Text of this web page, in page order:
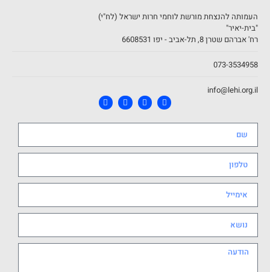
העמותה להנצחת מורשת לוחמי חרות ישראל (לח"י)
"בית-יאיר"
רח' אברהם שטרן 8, תל-אביב - יפו 6608531
073-3534958
info@lehi.org.il